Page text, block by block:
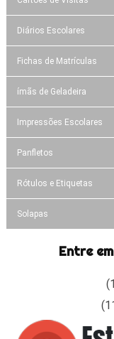
Diários Escolares
Fichas de Matrículas
ímãs de Geladeira
Impressões Escolares
Panfletos
Rótulos e Etiquetas
Solapas
Entre